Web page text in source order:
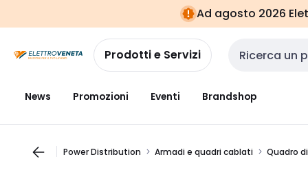
navigazionealla
pagina
Ad agosto 2026
Prodotti e Servizi Cerca input
News Promozioni Eventi Brandshop
Power Distribution Armadi e quadri cablati Quadro